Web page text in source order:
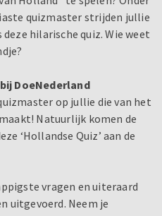
quizmaster strijden jullie
hilarische quiz. Wie weet
DoeNederland
op jullie die van het
Natuurlijk komen de
‘Hollandse Quiz’ aan de
vragen en uiteraard
uitgevoerd. Neem je